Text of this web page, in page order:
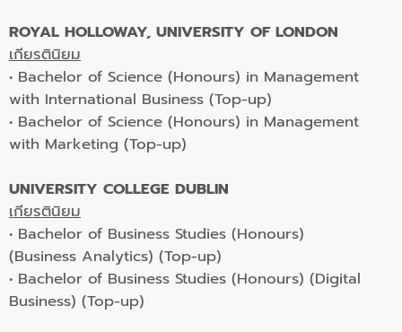
ROYAL HOLLOWAY, UNIVERSITY OF LONDON
เกียรตินิยม
• Bachelor of Science (Honours) in Management
with International Business (Top-up)
• Bachelor of Science (Honours) in Management
with Marketing (Top-up)
UNIVERSITY COLLEGE DUBLIN
เกียรตินิยม
• Bachelor of Business Studies (Honours)
(Business Analytics) (Top-up)
• Bachelor of Business Studies (Honours) (Digital
Business) (Top-up)